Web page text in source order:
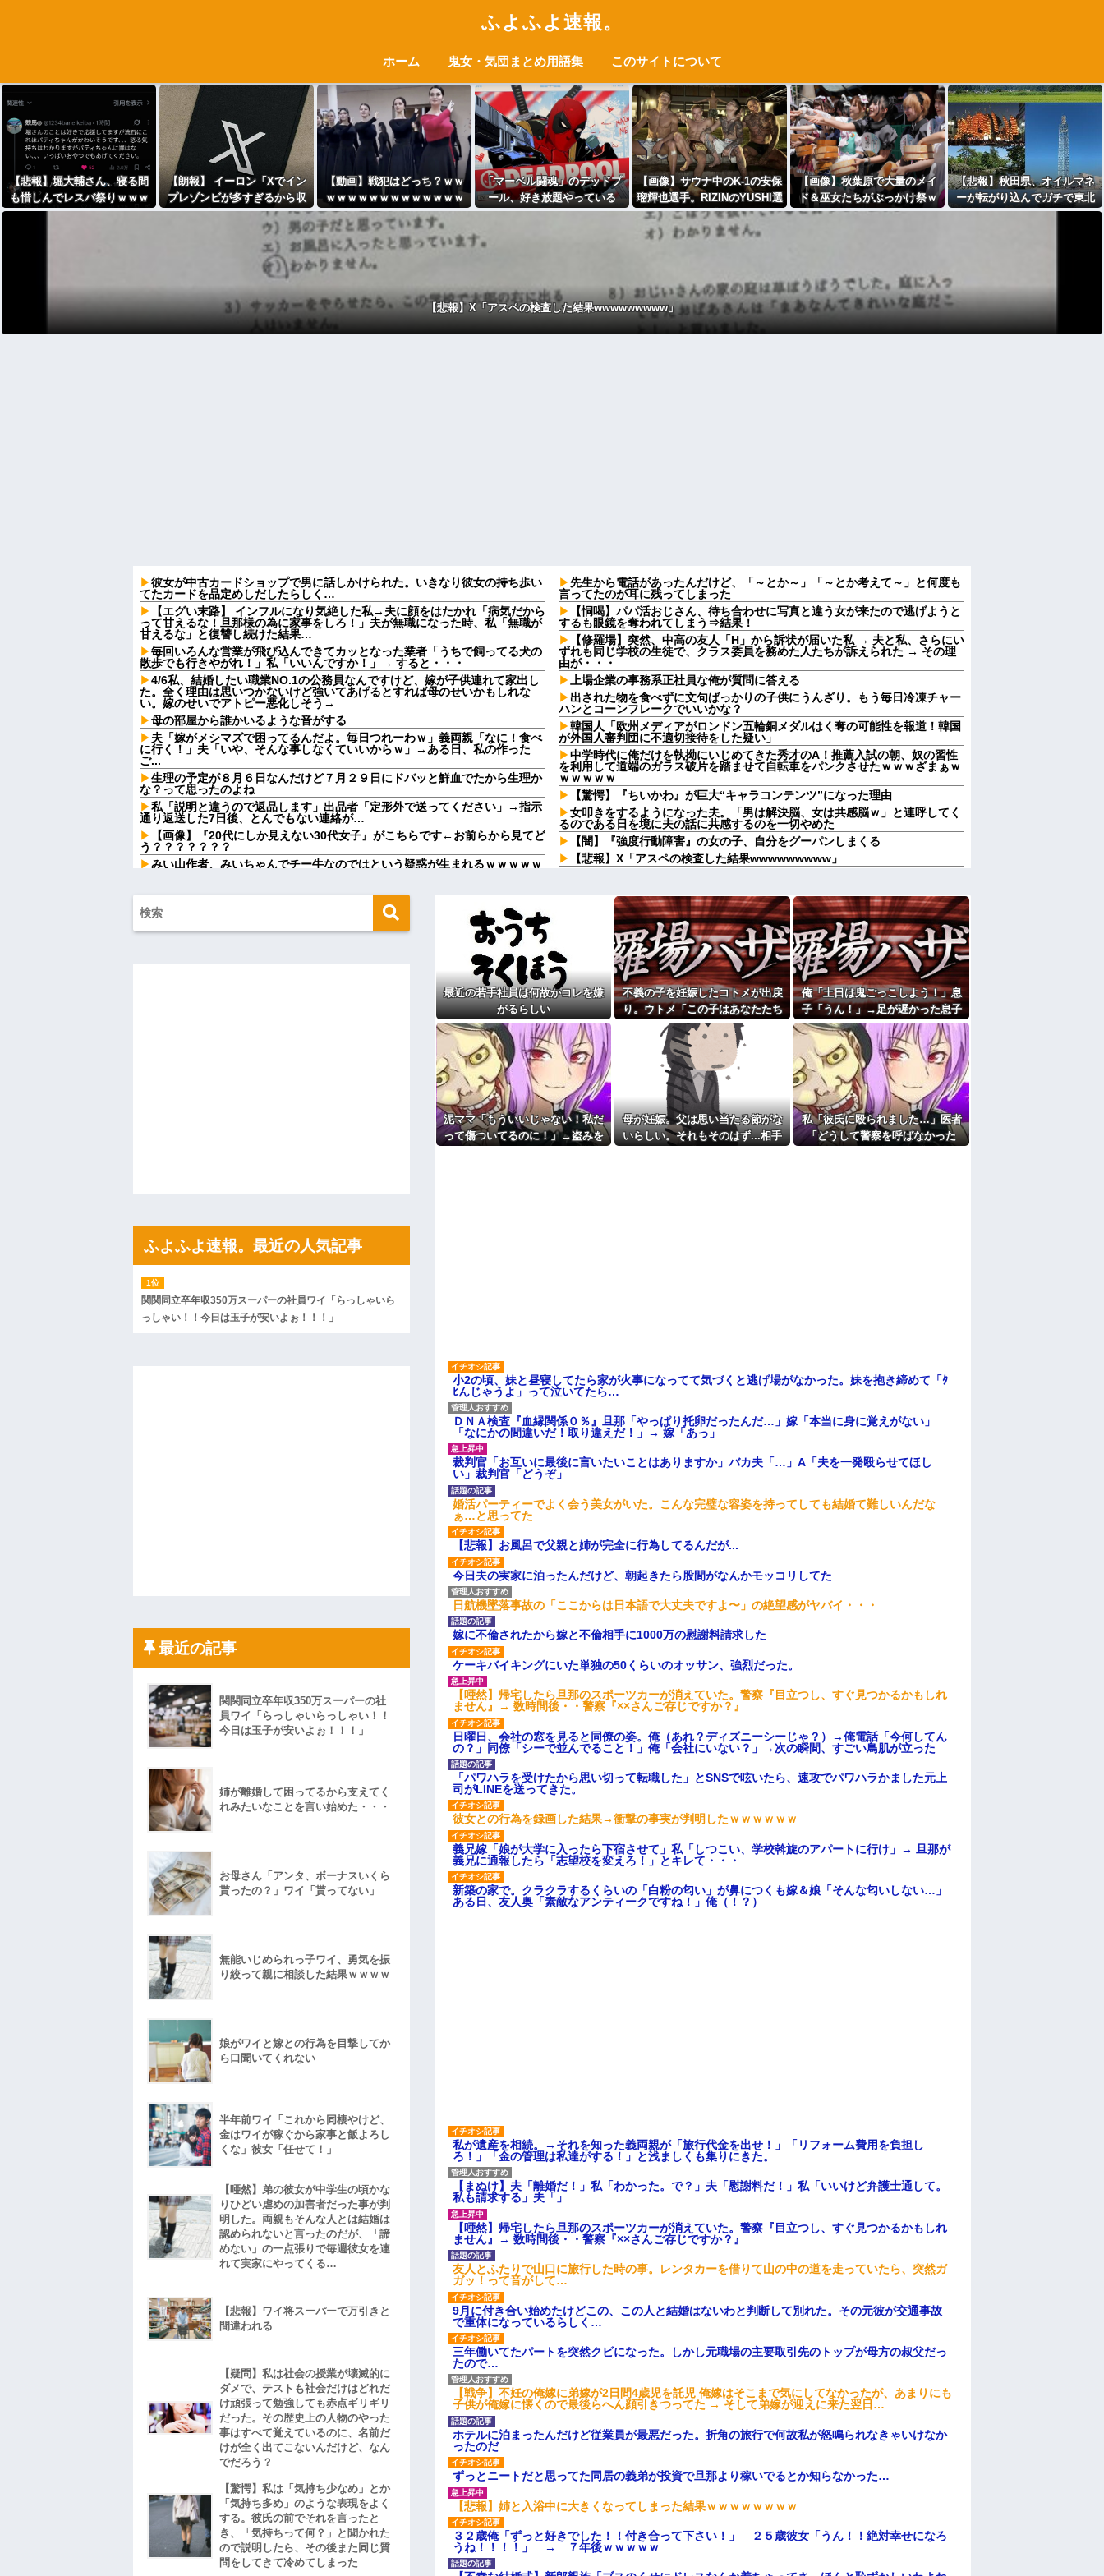
ふよふよ速報。
ホーム 鬼女・気団まとめ用語集 このサイトについて
【悲報】堀大輔さん、寝る間
も惜しんでレスバ祭りｗｗｗ
ｗｗｗｗｗｗｗｗｗｗｗｗｗ
【朗報】 イーロン「Xでイン
プレゾンビが多すぎるから収
益分配プログラムやめるわ」
【動画】戦犯はどっち？ｗｗ
ｗｗｗｗｗｗｗｗｗｗｗｗｗ
ｗｗｗｗｗ
「マーベル闘魂」のデッドプ
ール、好き放題やっている
【画像】サウナ中のK‐1の安保
瑠輝也選手。RIZINのYUSHI選
手&ジョリー選手。の筋肉が日
本人離れしてかっこいい件
【画像】秋葉原で大量のメイ
ド＆巫女たちがぶっかけ祭ｗ
ｗｗｗｗｗｗｗｗｗｗ
【悲報】秋田県、オイルマネ
ーが転がり込んでガチで東北
最強へｗｗｗｗｗｗｗｗｗｗ
【悲報】X「アスペの検査した結果wwwwwwwww」
彼女が中古カードショップで男に話しかけられた。いきなり彼女の持ち歩い
てたカードを品定めしだしたらしく…
【エグい末路】 インフルになり気絶した私→夫に顔をはたかれ「病気だから
って甘えるな！旦那様の為に家事をしろ！」夫が無職になった時、私「無職が
甘えるな」と復讐し続けた結果…
毎回いろんな営業が飛び込んできてカッとなった業者「うちで飼ってる犬の
散歩でも行きやがれ！」私「いいんですか！」→ すると・・・
4/6私、結婚したい職業NO.1の公務員なんですけど、嫁が子供連れて家出し
た。全く理由は思いつかないけど強いてあげるとすれば母のせいかもしれな
い。嫁のせいでアトピー悪化しそう→
母の部屋から誰かいるような音がする
夫「嫁がメシマズで困ってるんだよ。毎日つれーわｗ」義両親「なに！食べ
に行く！」夫「いや、そんな事しなくていいからｗ」→ある日、私の作った
ご...
生理の予定が８月６日なんだけど７月２９日にドバッと鮮血でたから生理か
な？って思ったのよね
私「説明と違うので返品します」出品者「定形外で送ってください」→指示
通り返送した7日後、とんでもない連絡が…
【画像】『20代にしか見えない30代女子』がこちらです←お前らから見てど
う？？？？？？？
みい山作者、みいちゃんでチー牛なのではという疑惑が生まれるｗｗｗｗｗ
【画像】俺たちの姫本田望結、久しぶりに画像を投稿した結果→やっぱりワ
イらの姫だったw w w w w w w w w w
【仰天】X、メンエス嬢とラウンジ嬢が熾烈な女の争いを繰り広げ対戦型に
なってしまうw w w w w w w w
【画像】居酒屋さん、6人で長居して会計4939円しか使わない客にお気持ち
レースクイーンをしていた姉が『ZARDの坂井』についてこう言っていた
俺「お前ら親指の指紋を見てみろｗ」スレ民「何があるんだ？」→見た瞬
40度近い熱と頭痛で朦朧としながら病院行ったら、受付嬢が「予約のない人
は診ません」と拒否された。タクシーを呼ぶための電話も貸してくれず...
もう先が長くないと20代で宣告された友達A。「会いに来てほしい」と言う
ので彼女の好きなもの沢山もっていったんだけど、なんとBが手渡した物は…
【悲報】 ヒコロヒー コンビニで割引おにぎりは〝絶対買わない〟理由で炎
ハードオフに売っていた4万4000円のフィギュアがヤバすぎるｗｗｗｗｗｗ
私「ちょっと、人の家の金庫触らないでよ！」キチママ『そこに金庫があっ
んだ！降りてこいよ！」と怒鳴りだし...
【衝撃】報酬100万円超の治験募集がこちらｗｗｗｗｗ(※画像あり)
【愕然】白のクラウン俺氏、高速道路左車線を制限速度で走った結果
wwwwwwwwwwww
百年の恋12-899 食べた量を張り合ってくる
先生から電話があったんだけど、「～とか～」「～とか考えて～」と何度も
言ってたのが耳に残ってしまった
【恫喝】パパ活おじさん、待ち合わせに写真と違う女が来たので逃げようと
するも眼鏡を奪われてしまう⇒結果！
【修羅場】突然、中高の友人「H」から訴状が届いた私 → 夫と私、さらにい
ずれも同じ学校の生徒で、クラス委員を務めた人たちが訴えられた → その理
由が・・・
上場企業の事務系正社員な俺が質問に答える
出された物を食べずに文句ばっかりの子供にうんざり。もう毎日冷凍チャー
ハンとコーンフレークでいいかな？
韓国人「欧州メディアがロンドン五輪銅メダルはく奪の可能性を報道！韓国
が外国人審判団に不適切接待をした疑い」
中学時代に俺だけを執拗にいじめてきた秀才のA！推薦入試の朝、奴の習性
を利用して道端のガラス破片を踏ませて自転車をパンクさせたｗｗｗざまぁｗ
ｗｗｗｗｗ
【驚愕】『ちいかわ』が巨大“キャラコンテンツ”になった理由
女叩きをするようになった夫。「男は解決脳、女は共感脳ｗ」と連呼してく
るのである日を境に夫の話に共感するのを一切やめた
【闇】『強度行動障害』の女の子、自分をグーパンしまくる
【悲報】X「アスペの検査した結果wwwwwwwww」
彼は私が何かしても、一度も「ありがとう」と言わない
【画像】セブンイレブン、ついに神商品を販売他
帰省した私（29歳事務職）「ハンバーグ食べたい」→オカン「ハンバーグに
唐揚げサラダと手作りコーンスープ添えたで！」なぜ実家の母親は子供が30歳
になっても「高校生運動部レベルのガッツリ飯」を作ってしまうのか？
幼稚な義弟夫婦が大嫌い。低学歴だしパラサイトだし夫婦揃って太ってる
し。義母にベタベタ甘えて「ジュース飲みた～い」何かあるとすぐ「親に言い
つけてやる！」
【悲報】俺の行為人生があと5年wwwwその理由がこれ
病院の待合室で子供がドタバタ走ってギャーギャー騒いでても親はスマホポ
チポチか談笑で放置
主な税金の成り立ちを調べてみたよ
最近の若手社員は何故かコレを嫌
がるらしい
不義の子を妊娠したコトメが出戻
り。ウトメ「この子はあなたたち
の子として育てて」旦那「ありが
とう」私「勝手に決めないで！」
→修羅場になり…
俺「土日は鬼ごっこしよう！」息
子「うん！」→足が遅かった息子
と本気で遊び続けた10年後…
泥ママ「もういいじゃない！私だ
って傷ついてるのに！」→盗みを
母が妊娠。父は思い当たる節がな
いらしい。それもそのはず...相手
私「彼氏に殴られました…」医者
「どうして警察を呼ばなかった
小2の頃、妹と昼寝してたら家が火事になってて気づくと逃げ場がなかった。妹を抱き締めて「ﾀ
ﾋんじゃうよ」って泣いてたら…
ＤＮＡ検査『血縁関係０％』旦那「やっぱり托卵だったんだ…」嫁「本当に身に覚えがない」
「なにかの間違いだ！取り違えだ！」→ 嫁「あっ」
裁判官「お互いに最後に言いたいことはありますか」バカ夫「…」A「夫を一発殴らせてほし
い」裁判官「どうぞ」
婚活パーティーでよく会う美女がいた。こんな完璧な容姿を持ってしても結婚て難しいんだな
ぁ…と思ってた
【悲報】お風呂で父親と姉が完全に行為してるんだが...
今日夫の実家に泊ったんだけど、朝起きたら股間がなんかモッコリしてた
日航機墜落事故の「ここからは日本語で大丈夫ですよ〜」の絶望感がヤバイ・・・
嫁に不倫されたから嫁と不倫相手に1000万の慰謝料請求した
ケーキバイキングにいた単独の50くらいのオッサン、強烈だった。
【唖然】帰宅したら旦那のスポーツカーが消えていた。警察『目立つし、すぐ見つかるかもしれ
ません』→ 数時間後・・警察『××さんご存じですか？』
日曜日、会社の窓を見ると同僚の姿。俺（あれ？ディズニーシーじゃ？）→俺電話「今何してん
の？」同僚「シーで並んでること！」俺「会社にいない？」→次の瞬間、すごい鳥肌が立った
「パワハラを受けたから思い切って転職した」とSNSで呟いたら、速攻でパワハラかました元上
司がLINEを送ってきた。
彼女との行為を録画した結果→衝撃の事実が判明したｗｗｗｗｗｗ
義兄嫁「娘が大学に入ったら下宿させて」私「しつこい、学校斡旋のアパートに行け」→ 旦那が
義兄に通報したら「志望校を変えろ！」とキレて・・・
新築の家で。クラクラするくらいの「白粉の匂い」が鼻につくも嫁＆娘「そんな匂いしない…」
ある日、友人奥「素敵なアンティークですね！」俺（！？）
私が遺産を相続。→それを知った義両親が「旅行代金を出せ！」「リフォーム費用を負担し
ろ！」「金の管理は私達がする！」と浅ましくも集りにきた。
【まぬけ】夫「離婚だ！」私「わかった。で？」夫「慰謝料だ！」私「いいけど弁護士通して。
私も請求する」夫「」
【唖然】帰宅したら旦那のスポーツカーが消えていた。警察『目立つし、すぐ見つかるかもしれ
ません』→ 数時間後・・警察『××さんご存じですか？』
友人とふたりで山口に旅行した時の事。レンタカーを借りて山の中の道を走っていたら、突然ガ
ガッ！って音がして…
9月に付き合い始めたけどこの、この人と結婚はないわと判断して別れた。その元彼が交通事故
で重体になっているらしく…
三年働いてたパートを突然クビになった。しかし元職場の主要取引先のトップが母方の叔父だっ
たので…
【戦争】不妊の俺嫁に弟嫁が2日間4歳児を託児 俺嫁はそこまで気にしてなかったが、あまりにも
子供が俺嫁に懐くので最後らへん顔引きつってた → そして弟嫁が迎えに来た翌日…
ホテルに泊まったんだけど従業員が最悪だった。折角の旅行で何故私が怒鳴られなきゃいけなか
ったのだ
ずっとニートだと思ってた同居の義弟が投資で旦那より稼いでるとか知らなかった…
【悲報】姉と入浴中に大きくなってしまった結果ｗｗｗｗｗｗｗｗ
３２歳俺「ずっと好きでした！！付き合って下さい！」 ２５歳彼女「うん！！絶対幸せになろ
うね！！！！」 → ７年後ｗｗｗｗｗ
ふよふよ速報。最近の人気記事
関関同立卒年収350万スーパーの社員ワイ「らっしゃいら
っしゃい！！今日は玉子が安いよぉ！！！」
最近の記事
関関同立卒年収350万スーパーの社
員ワイ「らっしゃいらっしゃい！！
今日は玉子が安いよぉ！！！」
姉が離婚して困ってるから支えてく
れみたいなことを言い始めた・・・
お母さん「アンタ、ボーナスいくら
貰ったの？」ワイ「貰ってない」
無能いじめられっ子ワイ、勇気を振
り絞って親に相談した結果ｗｗｗｗ
娘がワイと嫁との行為を目撃してか
ら口聞いてくれない
半年前ワイ「これから同棲やけど、
金はワイが稼ぐから家事と飯よろし
くな」彼女「任せて！」
【唖然】弟の彼女が中学生の頃かな
りひどい虐めの加害者だった事が判
明した。両親もそんな人とは結婚は
認められないと言ったのだが、「諦
めない」の一点張りで毎週彼女を連
れて実家にやってくる…
【悲報】ワイ将スーパーで万引きと
間違われる
【疑問】私は社会の授業が壊滅的に
ダメで、テストも社会だけはどれだ
け頑張って勉強しても赤点ギリギリ
だった。その歴史上の人物のやった
事はすべて覚えているのに、名前だ
けが全く出てこないんだけど、なん
でだろう？
【驚愕】私は「気持ち少なめ」とか
「気持ち多め」のような表現をよく
する。彼氏の前でそれを言ったと
き、「気持ちって何？」と聞かれた
ので説明したら、その後また同じ質
問をしてきて冷めてしまった